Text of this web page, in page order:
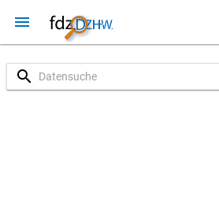
menu
search